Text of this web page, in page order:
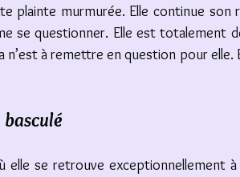
plainte murmurée. Elle continue
se questionner. Elle est totalement
n’est à remettre en question pour
elle se retrouve exceptionnellement